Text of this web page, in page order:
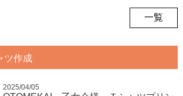
一覧
ツ作成
2025/04/05